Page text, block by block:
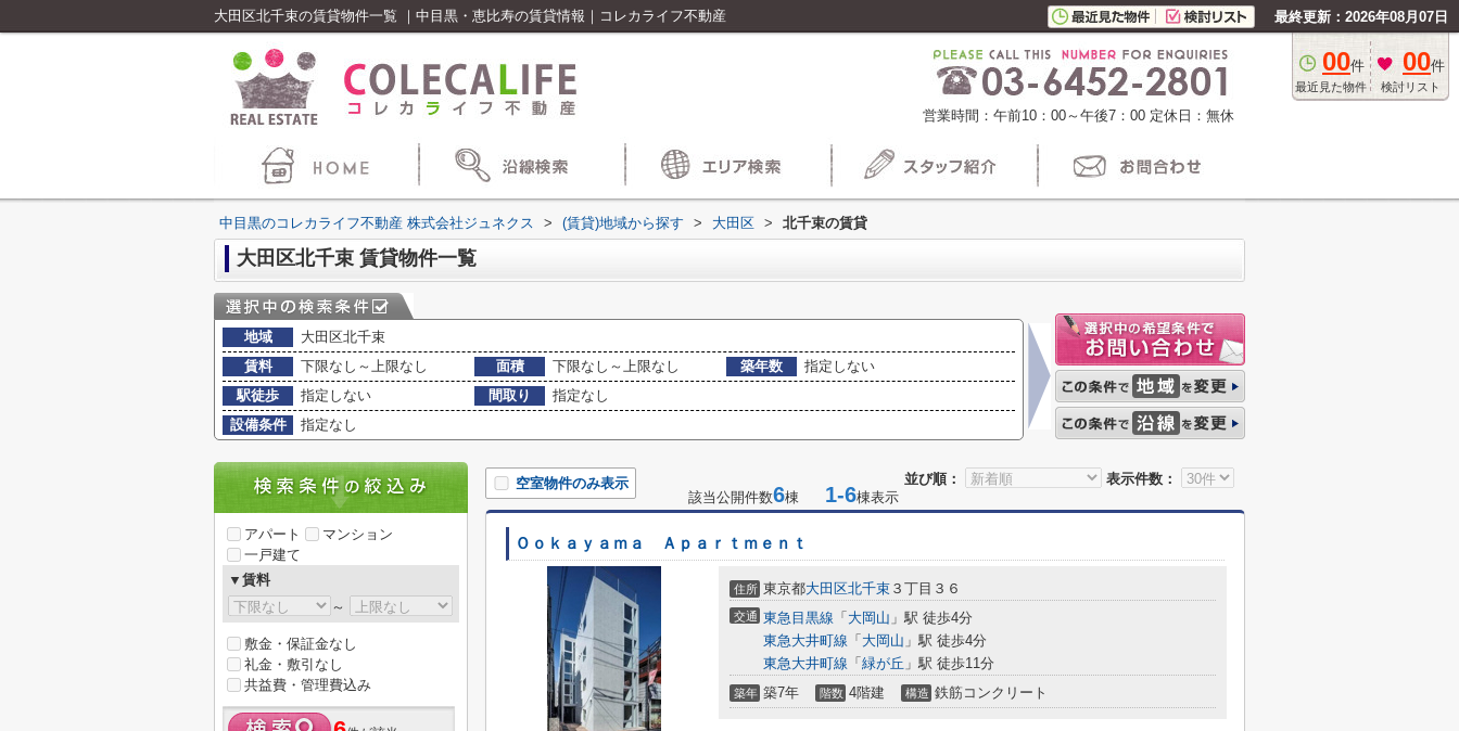
大田区北千束の賃貸物件一覧 ｜中目黒・恵比寿の賃貸情報｜コレカライフ不動産 最終更新：2026年08月07日
00件
最近見た物件
00件
検討リスト
営業時間：午前10：00～午後7：00 定休日：無休
中目黒のコレカライフ不動産 株式会社ジュネクス > (賃貸)地域から探す > 大田区 > 北千束の賃貸
大田区北千束 賃貸物件一覧
地域
大田区北千束
賃料
下限なし～上限なし 面積 下限なし～上限なし 築年数
指定しない
駅徒歩
指定しない 間取り
指定なし
設備条件
指定なし
並び順： 表示件数：
空室物件のみ表示
該当公開件数6棟 1-6棟表示
Ｏｏｋａｙａｍａ Ａｐａｒｔｍｅｎｔ
住所 東京都大田区北千束 ３丁目３６
交通 東急目黒線 「 大岡山 」駅 徒歩4分
東急大井町線 「 大岡山 」駅 徒歩4分
東急大井町線 「 緑が丘 」駅 徒歩11分
築年 築7年 階数 4階建 構造 鉄筋コンクリート
アパート
マンション
一戸建て
▼賃料
～
敷金・保証金なし
礼金・敷引なし
共益費・管理費込み